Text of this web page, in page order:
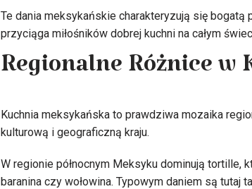
Te dania meksykańskie charakteryzują się bogatą
przyciąga miłośników dobrej kuchni na całym
Regionalne Różnice
Kuchnia meksykańska to prawdziwa mozaika
kulturową i geograficzną kraju.
W regionie północnym Meksyku dominują tortille,
baranina czy wołowina. Typowym daniem są tutaj